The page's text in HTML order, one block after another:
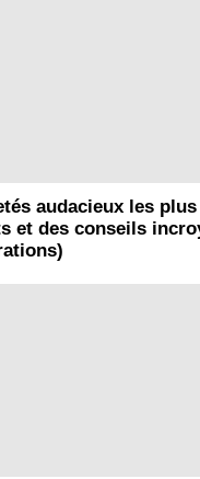
audacieux les plus
et des conseils